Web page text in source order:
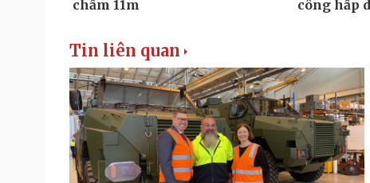
Tin liên quan